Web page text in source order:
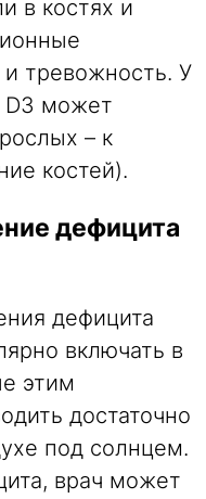
в костях и
тревожность. У
D3 может
– к
костей).
дефицита
дефицита
включать в
этим
достаточно
под солнцем.
врач может